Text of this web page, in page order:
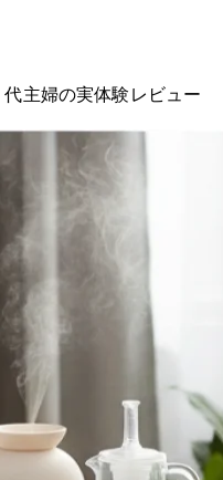
代主婦の実体験レビュー